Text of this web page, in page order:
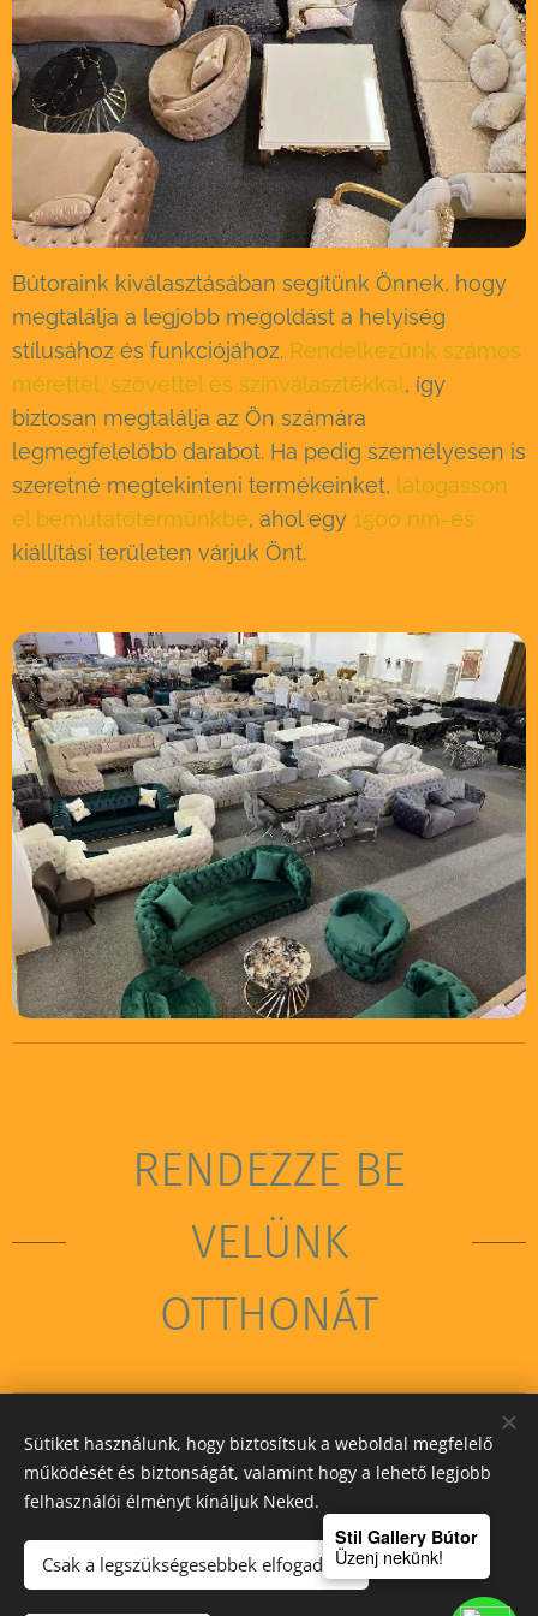
Bútoraink kiválasztásában segítünk Önnek, hogy
megtalálja a legjobb megoldást a helyiség
stílusához és funkciójához. Rendelkezünk számos
mérettel, szövettel és színválasztékkal , így
biztosan megtalálja az Ön számára
legmegfelelőbb darabot. Ha pedig személyesen is
szeretné megtekinteni termékeinket, látogasson
el bemutatótermünkbe, ahol egy 1500 nm-es
kiállítási területen várjuk Önt.
RENDEZZE BE
VELÜNK
OTTHONÁT
STIL GALLERY KFT
Sütiket használunk, hogy biztosítsuk a weboldal megfelelő
működését és biztonságát, valamint hogy a lehető legjobb
felhasználói élményt kínáljuk Neked.
Csak a legszükségesebbek elfogadása
Stil Gallery Bútor
Üzenj nekünk!